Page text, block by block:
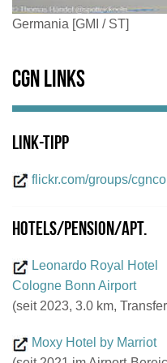
Germania [GMI / ST]
CGN Links
Link-Tipp
flickr.com/groups/
Hotels/Pension/Apt.
Leonardo Royal Hotel
Cologne Bonn Airport
(seit 2023, 3.0 km,
Moxy Hotel by Marriot